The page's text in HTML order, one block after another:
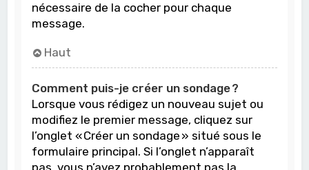
nécessaire de la cocher pour chaque
message.
Haut
Comment puis-je créer un sondage ?
Lorsque vous rédigez un nouveau sujet ou
modifiez le premier message, cliquez sur
l’onglet « Créer un sondage » situé sous le
formulaire principal. Si l’onglet n’apparaît
pas, vous n’avez probablement pas la